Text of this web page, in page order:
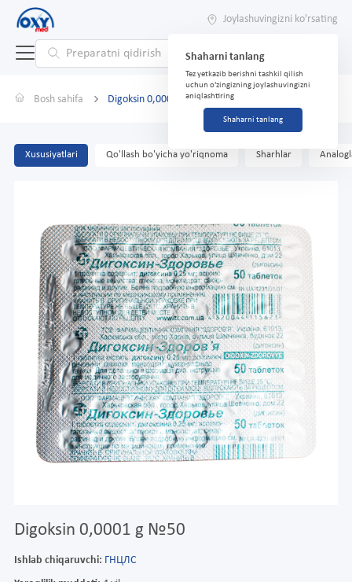
Joylashuvingizni ko'rsating
Shaharni tanlang
Tez yetkazib berishni tashkil qilish
uchun o'zingizning joylashuvingizni
aniqlashtiring
Shaharni tanlang
Bosh sahifa Digoksin 0,0001 g №50
Xususiyatlari Qo'llash bo'yicha yo'riqnoma Sharhlar
Digoksin 0,0001 g №50
Ishlab chiqaruvchi: ГНЦЛС